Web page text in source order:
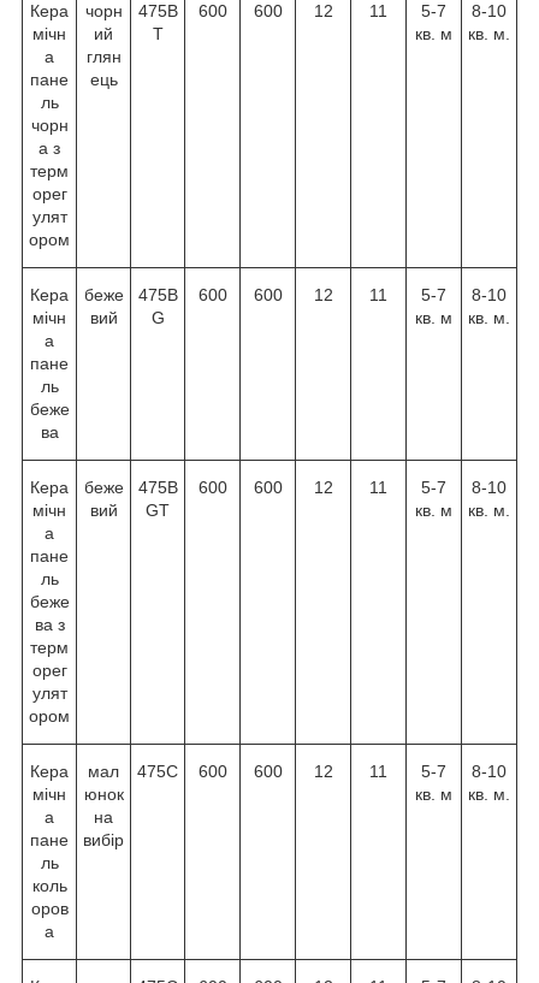
Кера
мічн
а
пане
ль
чорн
а з
терм
орег
улят
ором
чорн
ий
глян
ець
475B
T
600 600 12 11
5-7
кв. м
8-10
кв. м.
Кера
мічн
а
пане
ль
беже
ва
беже
вий
475B
G
600 600 12 11
5-7
кв. м
8-10
кв. м.
Кера
мічн
а
пане
ль
беже
ва з
терм
орег
улят
ором
беже
вий
475B
GT
600 600 12 11
5-7
кв. м
8-10
кв. м.
Кера
мічн
а
пане
ль
коль
оров
а
мал
юнок
на
вибір
475C 600 600 12 11
5-7
кв. м
8-10
кв. м.